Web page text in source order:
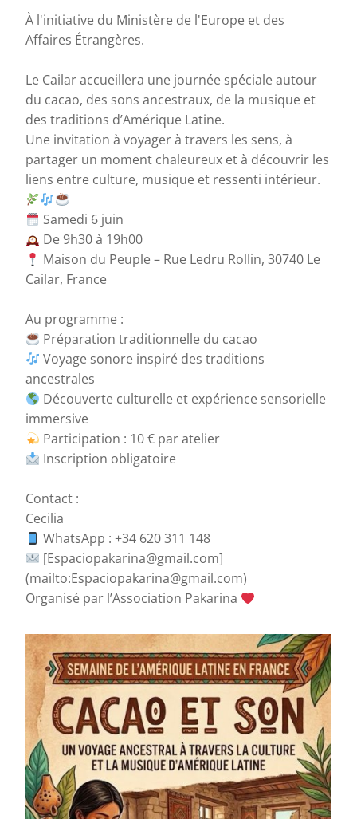
À l'initiative du Ministère de l'Europe et des
Affaires Étrangères.
Le Cailar accueillera une journée spéciale autour
du cacao, des sons ancestraux, de la musique et
des traditions d’Amérique Latine.
Une invitation à voyager à travers les sens, à
partager un moment chaleureux et à découvrir les
liens entre culture, musique et ressenti intérieur.
Samedi 6 juin
De 9h30 à 19h00
Maison du Peuple – Rue Ledru Rollin, 30740 Le
Cailar, France
Au programme :
Préparation traditionnelle du cacao
Voyage sonore inspiré des traditions
ancestrales
Découverte culturelle et expérience sensorielle
immersive
Participation : 10 € par atelier
Inscription obligatoire
Contact :
Cecilia
WhatsApp : +34 620 311 148
[Espaciopakarina@gmail.com]
(mailto:Espaciopakarina@gmail.com)
Organisé par l’Association Pakarina